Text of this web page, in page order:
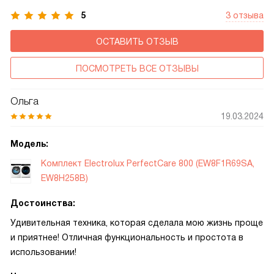
5 3 отзыва
ОСТАВИТЬ ОТЗЫВ
ПОСМОТРЕТЬ ВСЕ ОТЗЫВЫ
Ольга
19.03.2024
Модель:
Комплект Electrolux PerfectCare 800 (EW8F1R69SA,
EW8H258B)
Достоинства:
Удивительная техника, которая сделала мою жизнь проще
и приятнее! Отличная функциональность и простота в
использовании!